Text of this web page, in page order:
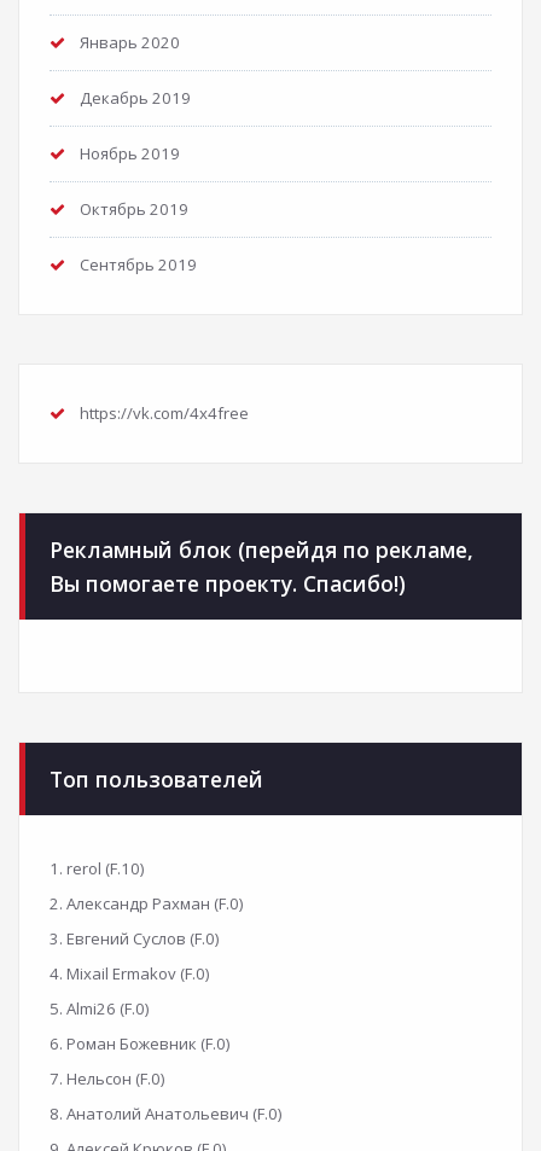
Январь 2020
Декабрь 2019
Ноябрь 2019
Октябрь 2019
Сентябрь 2019
https://vk.com/4x4free
Рекламный блок (перейдя по рекламе,
Вы помогаете проекту. Спасибо!)
Топ пользователей
1. rerol (F.10)
2. Александр Рахман (F.0)
3. Евгений Суслов (F.0)
4. Mixail Ermakov (F.0)
5. Almi26 (F.0)
6. Роман Божевник (F.0)
7. Нельсон (F.0)
8. Анатолий Анатольевич (F.0)